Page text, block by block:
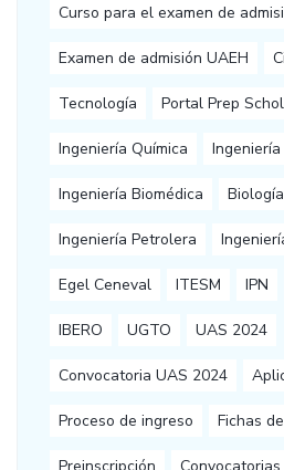
Curso para el examen de
Examen de admisión UAEH
Tecnología Portal Prep
Ingeniería Química
Ingeniería Biomédica
Ingeniería Petrolera
Egel Ceneval ITESM IPN
IBERO UGTO UAS 2024
Convocatoria UAS 2024
Proceso de ingreso Fichas